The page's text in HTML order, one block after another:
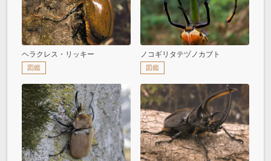
ヘラクレス・リッキー
図鑑
ノコギリタテヅノカブト
図鑑